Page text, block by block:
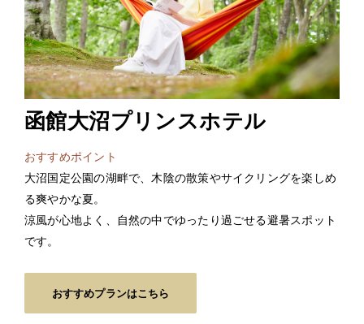
函館大沼プリンスホテル
おすすめポイント
大沼国定公園の湖畔で、木陰の散策やサイクリングを楽しめ
る爽やかな夏。
涼風が心地よく、自然の中でゆったり過ごせる避暑スポット
です。
おすすめプランはこちら